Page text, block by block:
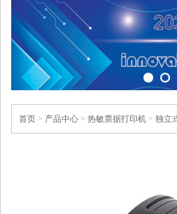
首页 > 产品中心 > 热敏票据打印机 > 独立